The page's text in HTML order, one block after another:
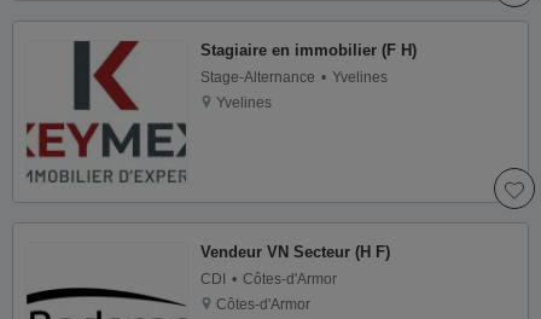
Stagiaire en immobilier (F H)
Stage-Alternance
Yvelines
Yvelines
Vendeur VN Secteur (H F)
CDI
Côtes-d'Armor
Côtes-d'Armor